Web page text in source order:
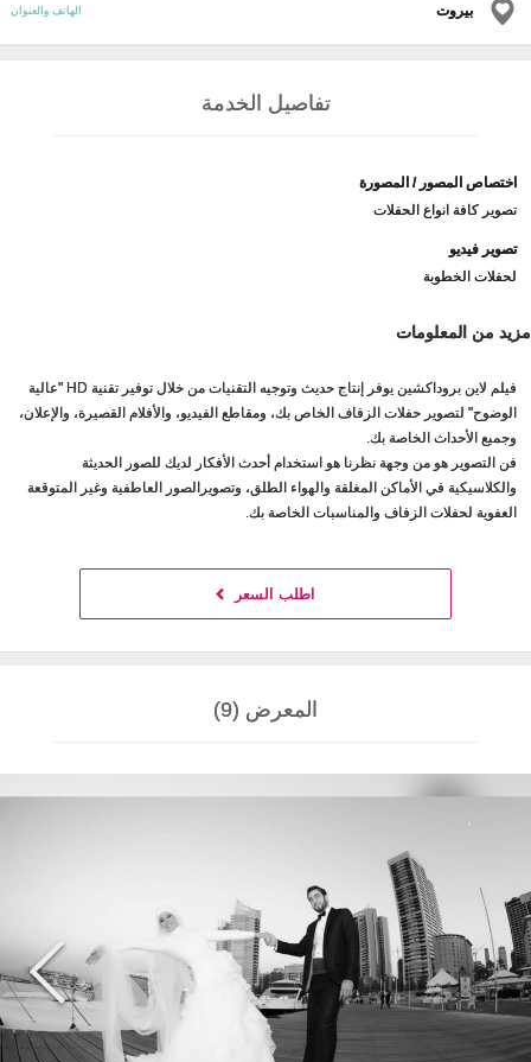
بيروت الهاتف والعنوان
تفاصيل الخدمة
اختصاص المصور / المصورة
تصوير كافة انواع الحفلات
تصوير فيديو
لحفلات الخطوبة
مزيد من المعلومات
فيلم لاين بروداكشين يوفر إنتاج حديث وتوجيه التقنيات من خلال توفير تقنية HD "عالية
الوضوح" لتصوير حفلات الزفاف الخاص بك، ومقاطع الفيديو، والأفلام القصيرة، والإعلان،
وجميع الأحداث الخاصة بك.
فن التصوير هو من وجهة نظرنا هو استخدام أحدث الأفكار لديك للصور الحديثة
والكلاسيكية في الأماكن المغلقة والهواء الطلق، وتصويرالصور العاطفية وغير المتوقعة
العفوية لحفلات الزفاف والمناسبات الخاصة بك.
اطلب السعر
المعرض (9)